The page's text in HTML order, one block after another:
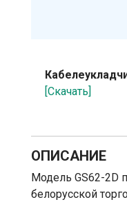
[Скачать]
ОПИСАНИЕ
Модель GS62-2D
белорусской